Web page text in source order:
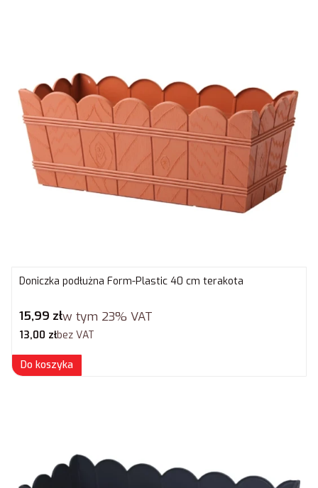
Doniczka podłużna Form-Plastic 40 cm terakota
Cena brutto
15,99 złw tym 23% VAT
Cena netto
13,00 złbez VAT
Do koszyka